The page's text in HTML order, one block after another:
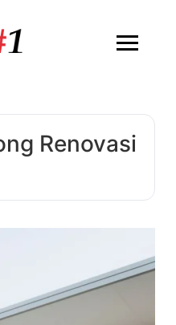
Renovasi